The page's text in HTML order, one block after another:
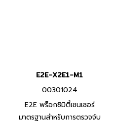
E2E-X2E1-M1
00301024
E2E พร็อกซิมิตี้เซนเซอร์
มาตรฐานสำหรับการตรวจจับ